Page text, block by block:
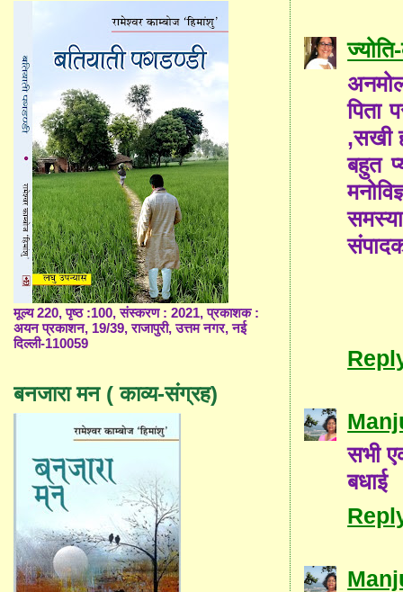
पिता
,सखी
बहुत
सभी
बधाई
मूल्य 220, पृष्ठ :100, संस्करण : 2021, प्रकाशक :
अयन प्रकाशन, 19/39, राजापुरी, उत्तम नगर, नई
दिल्ली-110059
बनजारा मन ( काव्य-संग्रह)